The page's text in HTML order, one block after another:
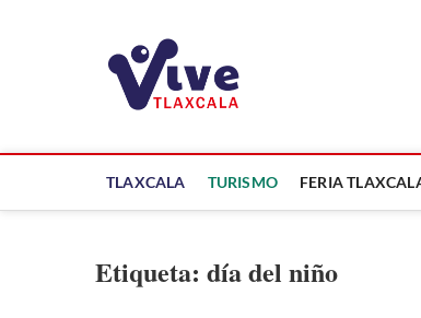
TLAXCALA TURISMO FERIA
Etiqueta: día del niño